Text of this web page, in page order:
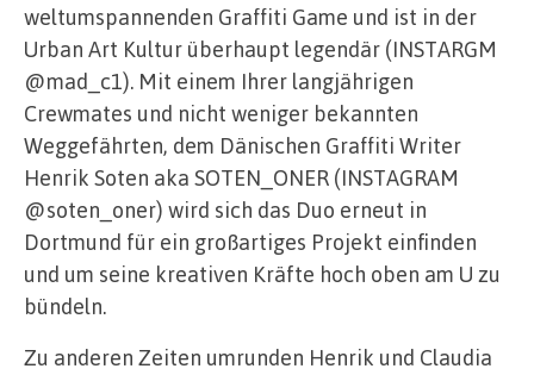
weltumspannenden Graffiti Game und ist in der
Urban Art Kultur überhaupt legendär (INSTARGM
@mad_c1). Mit einem Ihrer langjährigen
Crewmates und nicht weniger bekannten
Weggefährten, dem Dänischen Graffiti Writer
Henrik Soten aka SOTEN_ONER (INSTAGRAM
@soten_oner) wird sich das Duo erneut in
Dortmund für ein großartiges Projekt einfinden
und um seine kreativen Kräfte hoch oben am U zu
bündeln.
Zu anderen Zeiten umrunden Henrik und Claudia